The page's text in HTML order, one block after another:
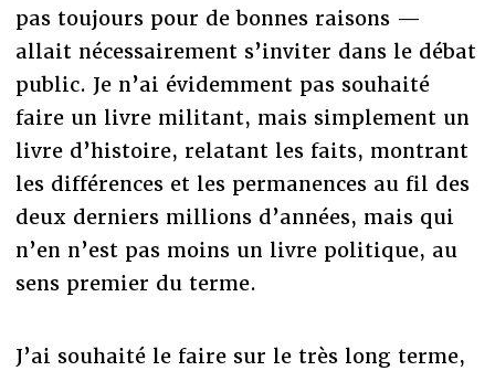
pas toujours pour de bonnes raisons —
allait nécessairement s’inviter dans le débat
public. Je n’ai évidemment pas souhaité
faire un livre militant, mais simplement un
livre d’histoire, relatant les faits, montrant
les différences et les permanences au fil des
deux derniers millions d’années, mais qui
n’en n’est pas moins un livre politique, au
sens premier du terme.
J’ai souhaité le faire sur le très long terme,